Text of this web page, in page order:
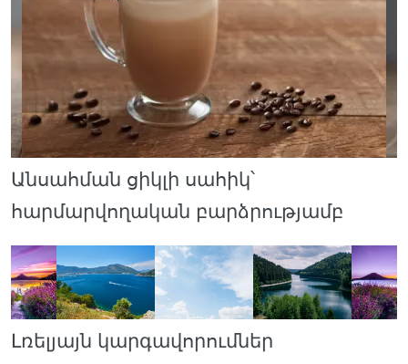
Անսահման ցիկլի սահիկ՝
հարմարվողական բարձրությամբ
Լռելյայն կարգավորումներ